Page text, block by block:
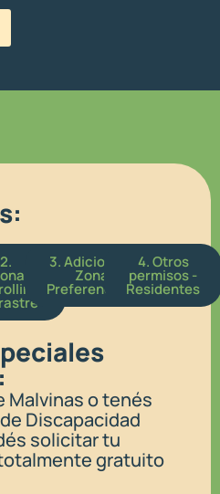
2. 3. Adicionales
Zonas
Preferenciales​
4. Otros
permisos​ -
Residentes
Malvinas o tenés
Discapacidad
solicitar tu
gratuito